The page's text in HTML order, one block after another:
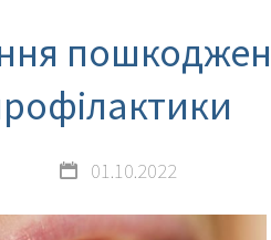
01.10.2022